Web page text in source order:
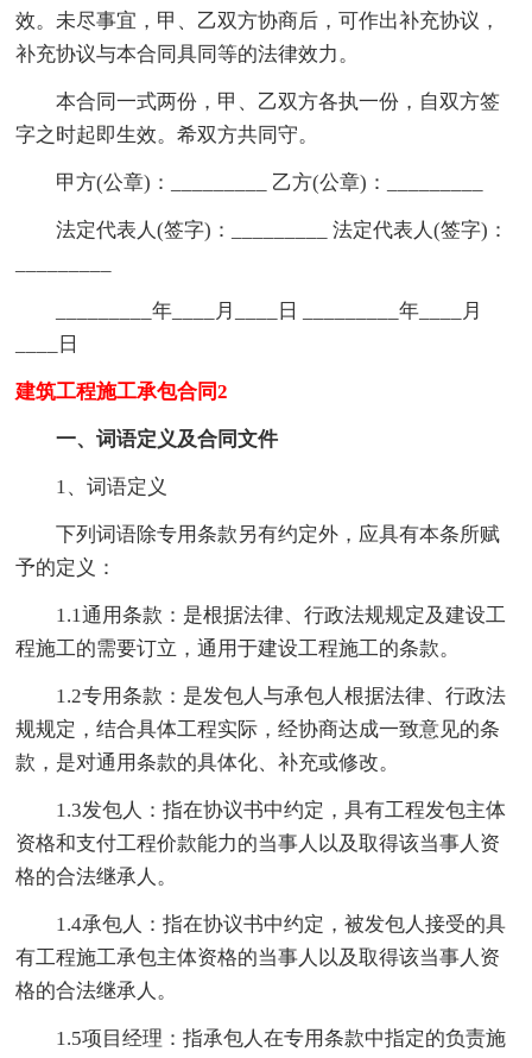
效。未尽事宜，甲、乙双方协商后，可作出补充协议，
补充协议与本合同具同等的法律效力。
本合同一式两份，甲、乙双方各执一份，自双方签
字之时起即生效。希双方共同守。
甲方(公章)：_________ 乙方(公章)：_________
法定代表人(签字)：_________ 法定代表人(签字)：
_________年____月____日 _________年____月
____日
建筑工程施工承包合同2
一、词语定义及合同文件
1、词语定义
下列词语除专用条款另有约定外，应具有本条所赋
予的定义：
1.1通用条款：是根据法律、行政法规规定及建设工
程施工的需要订立，通用于建设工程施工的条款。
1.2专用条款：是发包人与承包人根据法律、行政法
规规定，结合具体工程实际，经协商达成一致意见的条
款，是对通用条款的具体化、补充或修改。
1.3发包人：指在协议书中约定，具有工程发包主体
资格和支付工程价款能力的当事人以及取得该当事人资
格的合法继承人。
1.4承包人：指在协议书中约定，被发包人接受的具
有工程施工承包主体资格的当事人以及取得该当事人资
格的合法继承人。
1.5项目经理：指承包人在专用条款中指定的负责施